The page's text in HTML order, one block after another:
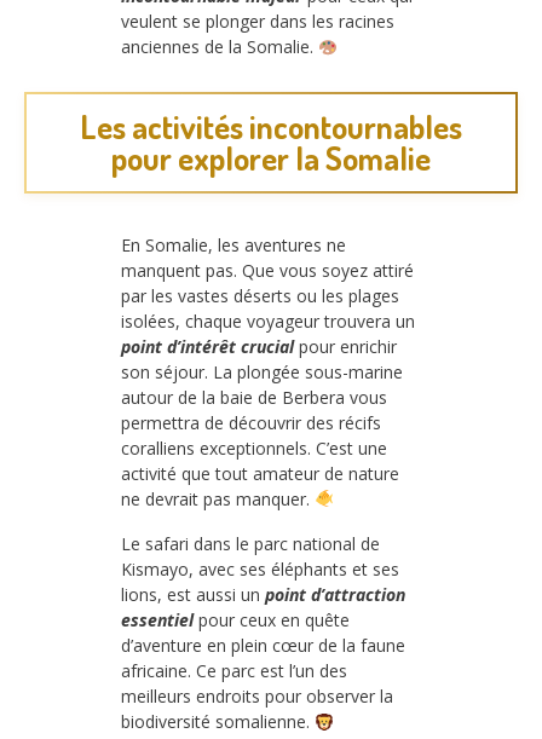
veulent se plonger dans les racines
anciennes de la Somalie.
Les activités incontournables
pour explorer la Somalie
En Somalie, les aventures ne
manquent pas. Que vous soyez attiré
par les vastes déserts ou les plages
isolées, chaque voyageur trouvera un
point d’intérêt crucialpour enrichir
son séjour. La plongée sous-marine
autour de la baie de Berbera vous
permettra de découvrir des récifs
coralliens exceptionnels. C’est une
activité que tout amateur de nature
ne devrait pas manquer.
Le safari dans le parc national de
Kismayo, avec ses éléphants et ses
lions, est aussi un point d’attraction
essentielpour ceux en quête
d’aventure en plein cœur de la faune
africaine. Ce parc est l’un des
meilleurs endroits pour observer la
biodiversité somalienne.